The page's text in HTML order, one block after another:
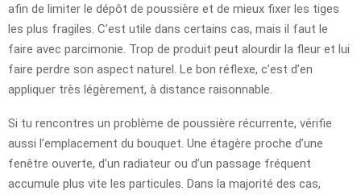
afin de limiter le dépôt de poussière et de mieux fixer les tiges
les plus fragiles. C’est utile dans certains cas, mais il faut le
faire avec parcimonie. Trop de produit peut alourdir la fleur et lui
faire perdre son aspect naturel. Le bon réflexe, c’est d’en
appliquer très légèrement, à distance raisonnable.
Si tu rencontres un problème de poussière récurrente, vérifie
aussi l’emplacement du bouquet. Une étagère proche d’une
fenêtre ouverte, d’un radiateur ou d’un passage fréquent
accumule plus vite les particules. Dans la majorité des cas,